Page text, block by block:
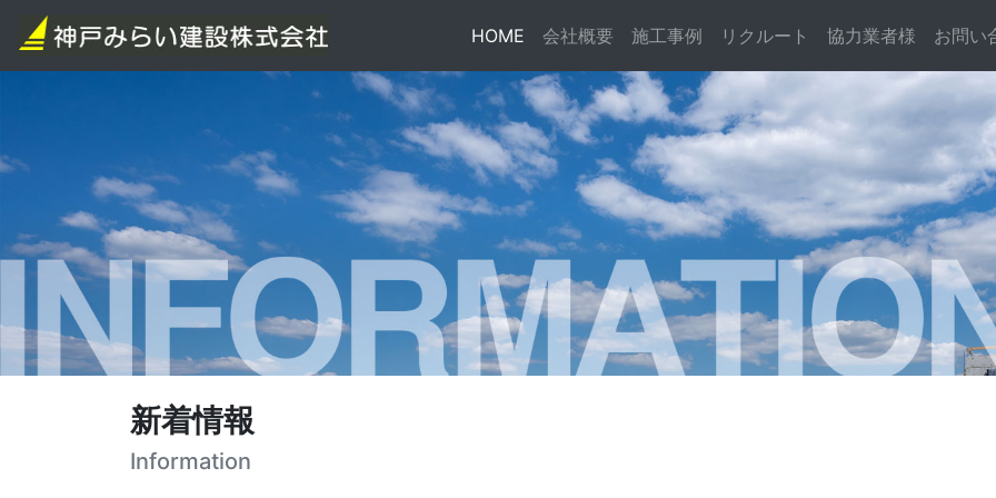
HOME (current)
会社概要 施工事例 リクルート 協力業者様 お問い
新着情報
Information